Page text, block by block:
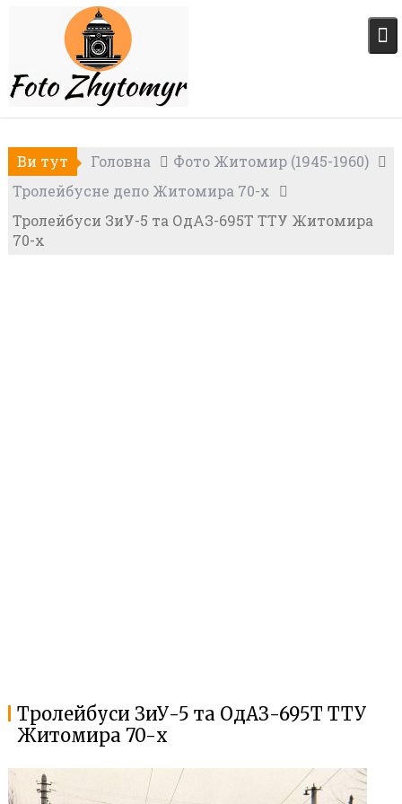
Ви тут Головна
Фото Житомир (1945-1960)
Тролейбусне депо Житомира 70-х
Тролейбуси ЗиУ-5 та ОдАЗ-695Т ТТУ Житомира
70-х
Тролейбуси ЗиУ-5 та ОдАЗ-695Т ТТУ
Житомира 70-х